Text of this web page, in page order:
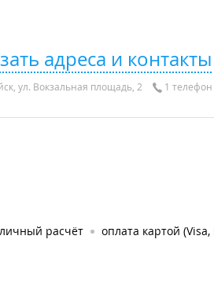
адреса и контакты
ул. Вокзальная площадь, 2 1 телефон
расчёт оплата картой